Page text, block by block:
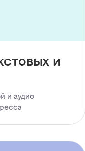
и
и аудио